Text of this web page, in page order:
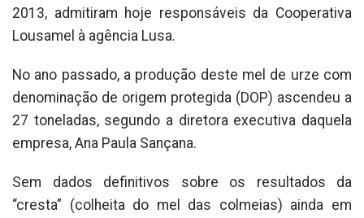
2013, admitiram hoje responsáveis da Cooperativa
Lousamel à agência Lusa.
No ano passado, a produção deste mel de urze com
denominação de origem protegida (DOP) ascendeu a
27 toneladas, segundo a diretora executiva daquela
empresa, Ana Paula Sançana.
Sem dados definitivos sobre os resultados da
“cresta” (colheita do mel das colmeias) ainda em